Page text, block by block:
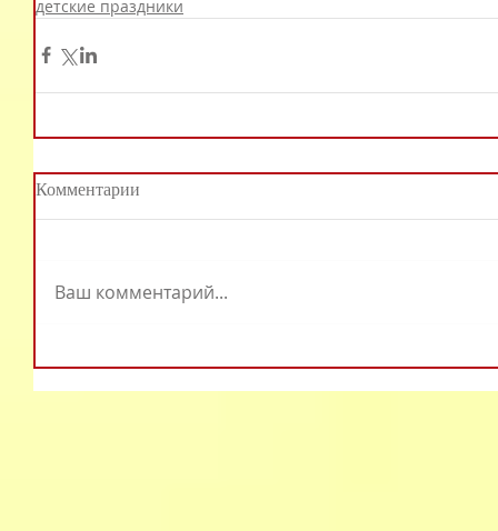
детские праздники
Комментарии
Ваш комментарий...